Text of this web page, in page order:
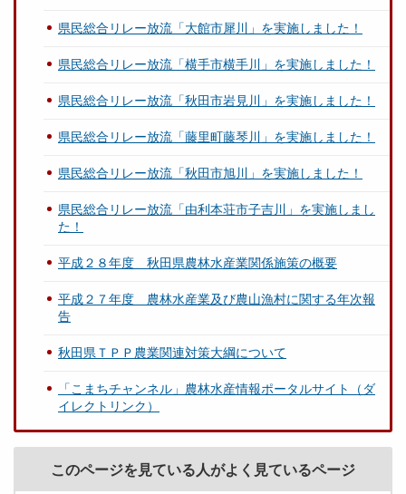
県民総合リレー放流「大館市犀川」を実施しました！
県民総合リレー放流「横手市横手川」を実施しました！
県民総合リレー放流「秋田市岩見川」を実施しました！
県民総合リレー放流「藤里町藤琴川」を実施しました！
県民総合リレー放流「秋田市旭川」を実施しました！
県民総合リレー放流「由利本荘市子吉川」を実施しまし
た！
平成２８年度 秋田県農林水産業関係施策の概要
平成２７年度 農林水産業及び農山漁村に関する年次報
告
秋田県ＴＰＰ農業関連対策大綱について
「こまちチャンネル」農林水産情報ポータルサイト（ダ
イレクトリンク）
このページを見ている人がよく見ているページ